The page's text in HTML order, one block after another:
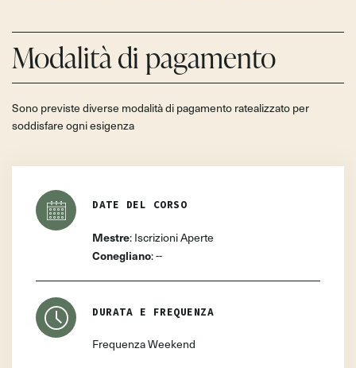
Modalità di pagamento
Sono previste diverse modalità di pagamento ratealizzato per
soddisfare ogni esigenza
DATE DEL CORSO
Mestre:Iscrizioni Aperte
Conegliano: --
DURATA E FREQUENZA
Frequenza Weekend